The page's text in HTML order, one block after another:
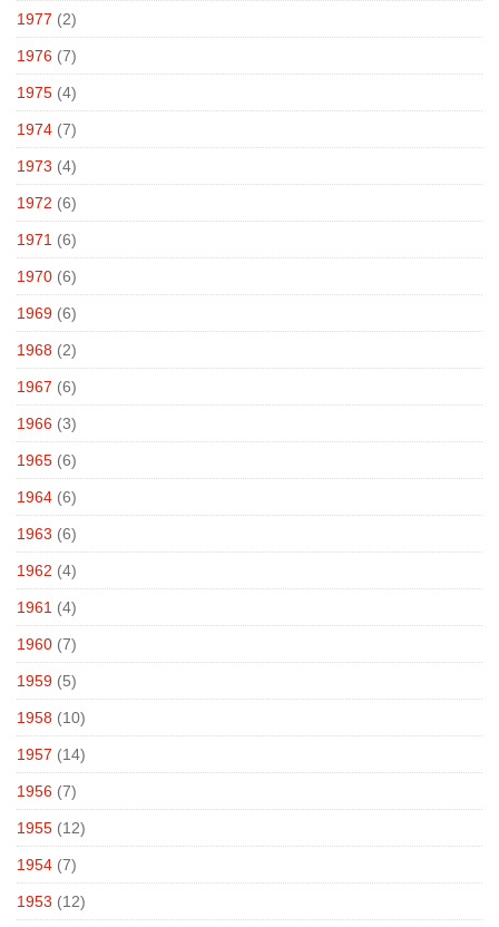
1977 (2)
1976 (7)
1975 (4)
1974 (7)
1973 (4)
1972 (6)
1971 (6)
1970 (6)
1969 (6)
1968 (2)
1967 (6)
1966 (3)
1965 (6)
1964 (6)
1963 (6)
1962 (4)
1961 (4)
1960 (7)
1959 (5)
1958 (10)
1957 (14)
1956 (7)
1955 (12)
1954 (7)
1953 (12)